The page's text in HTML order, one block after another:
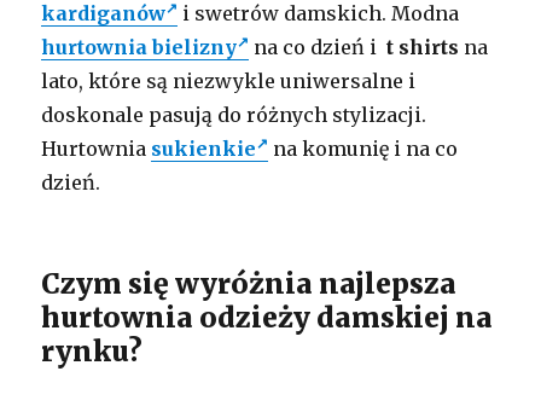
kardiganów
i swetrów damskich. Modna
hurtownia bielizny
na co dzień it shirts na
lato, które są niezwykle uniwersalne i
doskonale pasują do różnych stylizacji.
Hurtownia sukienkie
na komunię i na co
dzień.
Czym się wyróżnia najlepsza
hurtownia odzieży damskiej na
rynku?